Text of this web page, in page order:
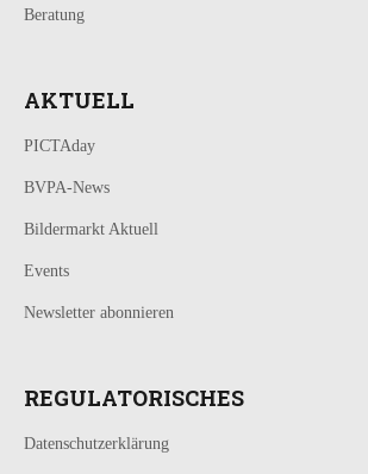
Beratung
AKTUELL
PICTAday
BVPA-News
Bildermarkt Aktuell
Events
Newsletter abonnieren
REGULATORISCHES
Datenschutzerklärung